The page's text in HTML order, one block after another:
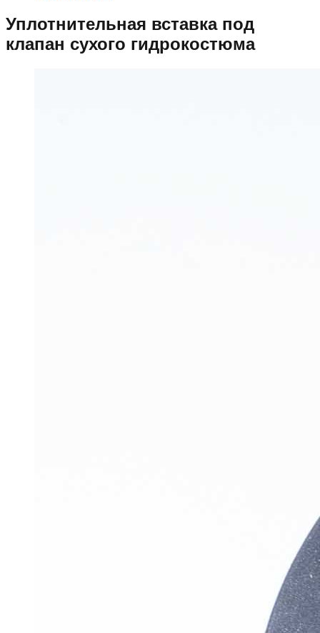
Уплотнительная вставка под
клапан сухого гидрокостюма